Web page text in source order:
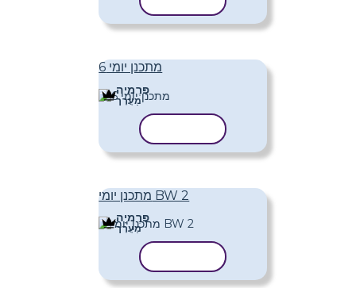
מתכנן יומי 6
פּרֶמיָה
מַעֲרָך
מתכנן יומי BW 2
פּרֶמיָה
מַעֲרָך